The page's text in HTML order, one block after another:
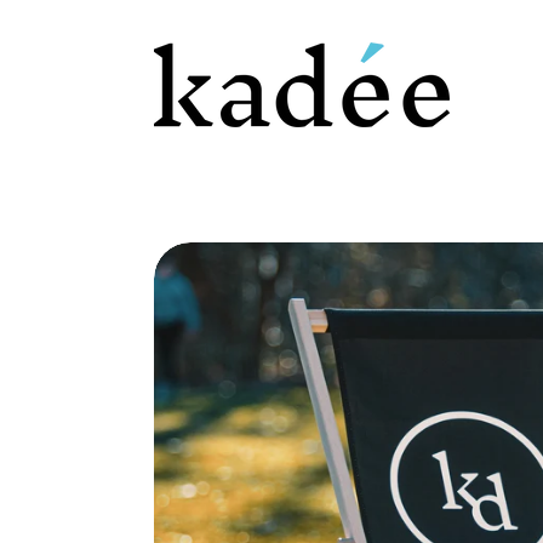
Kadée - Belgisch Ambachtelijk Gebrouwen Premium Bier